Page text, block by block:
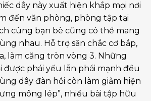
dây này xuất hiện khắp mọi nơi
đến văn phòng, phòng tập tại
cùng bạn bè cũng có thể mang
nhau. Hỗ trợ săn chắc cơ bắp,
làm căng tròn vòng 3. Những
được phái yếu lẫn phái mạnh đều
dây đàn hồi còn làm giảm hiện
mông lép”, nhiều bài tập hữu